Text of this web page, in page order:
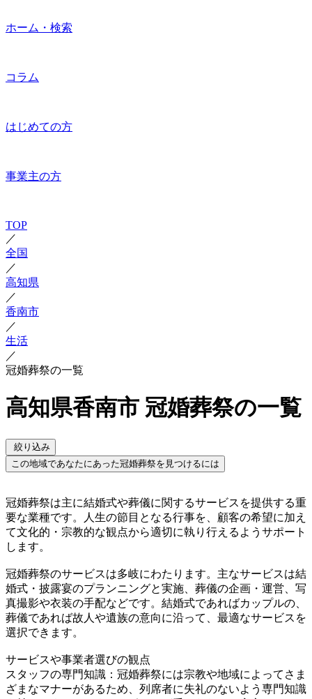
ホーム・検索
コラム
はじめての方
事業主の方
TOP
／
全国
／
高知県
／
香南市
／
生活
／
冠婚葬祭の一覧
高知県香南市 冠婚葬祭の一覧
絞り込み
この地域であなたにあった冠婚葬祭を見つけるには
冠婚葬祭は主に結婚式や葬儀に関するサービスを提供する重
要な業種です。人生の節目となる行事を、顧客の希望に加え
て文化的・宗教的な観点から適切に執り行えるようサポート
します。
冠婚葬祭のサービスは多岐にわたります。主なサービスは結
婚式・披露宴のプランニングと実施、葬儀の企画・運営、写
真撮影や衣装の手配などです。結婚式であればカップルの、
葬儀であれば故人や遺族の意向に沿って、最適なサービスを
選択できます。
サービスや事業者選びの観点
スタッフの専門知識：冠婚葬祭には宗教や地域によってさま
ざまなマナーがあるため、列席者に失礼のないよう専門知識